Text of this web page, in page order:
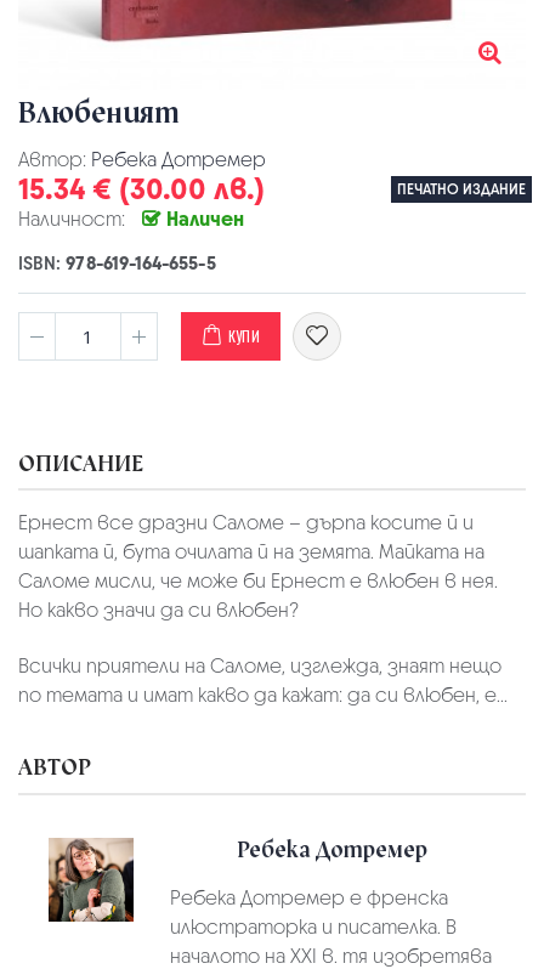
Влюбеният
Автор: Ребека Дотремер
15.34 € (30.00 лв.) ПЕЧАТНО ИЗДАНИЕ
Наличност: Наличен
ISBN:978-619-164-655-5
КУПИ
ОПИСАНИЕ
Ернест все дразни Саломе – дърпа косите й и
шапката й, бута очилата й на земята. Майката на
Саломе мисли, че може би Ернест е влюбен в нея.
Но какво значи да си влюбен?
Всички приятели на Саломе, изглежда, знаят нещо
по темата и имат какво да кажат: да си влюбен, е...
АВТОР
Ребека Дотремер
Ребека Дотремер е френска
илюстраторка и писателка. В
началото на XXI в. тя изобретява